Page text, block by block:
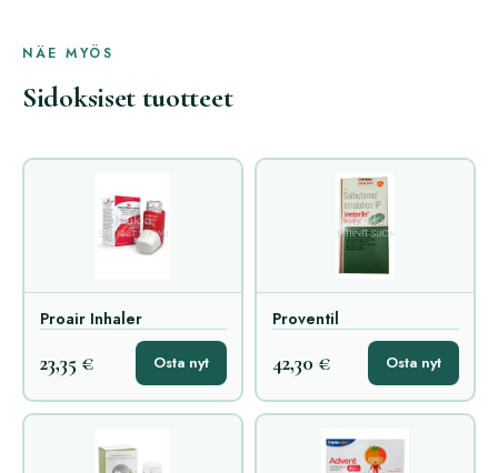
NÄE MYÖS
Sidoksiset tuotteet
Proair Inhaler
23,35 € Osta nyt
Proventil
42,30 € Osta nyt